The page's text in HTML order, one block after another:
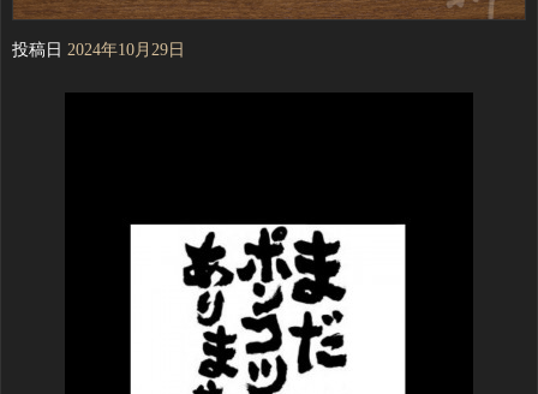
投稿日 2024年10月29日